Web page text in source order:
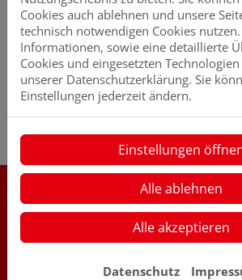
Kontakt
Ansprechpartner: Hendrik
E-Mail: info@jan-
Telefon: 04972 218
Noch mehr über Jan Donner GmbH &
Das sind wir
Cookies auch ablehnen und unsere
technisch notwendigen Cookies
Informationen, sowie eine detaillierte
Cookies und eingesetzten
unserer Datenschutzerklärung. Sie
Einstellungen jederzeit ändern.
Einstellungen
Alle ablehnen
Alle akzeptieren
Datenschutz